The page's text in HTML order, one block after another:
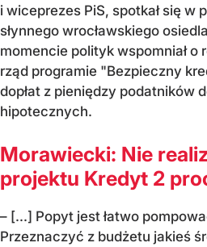
i wiceprezes PiS, spotkał się w
słynnego wrocławskiego
momencie polityk wspomniał o
rząd programie "Bezpieczny
dopłat z pieniędzy podatników
hipotecznych.
Morawiecki: Nie
projektu Kredyt 2
– [...] Popyt jest łatwo
Przeznaczyć z budżetu jakieś